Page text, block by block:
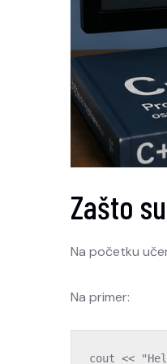
Zašto
Na početku
Na primer:
cout <<